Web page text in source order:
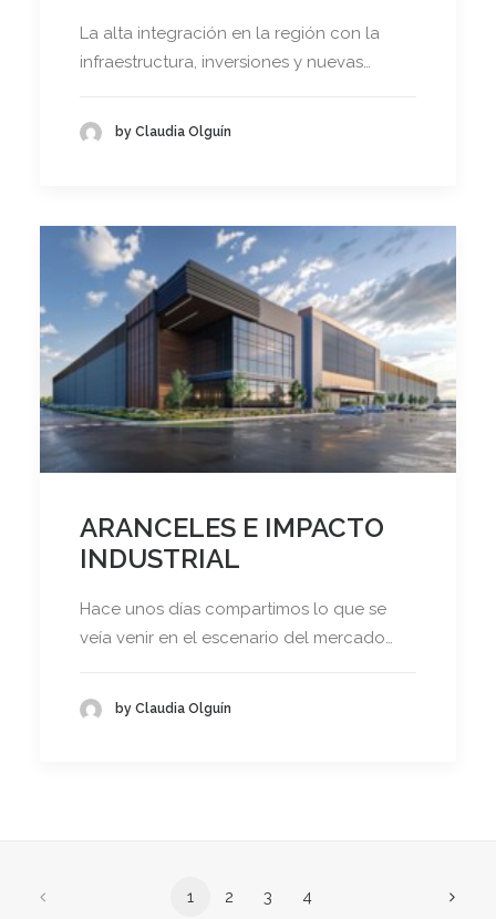
La alta integración en la región con la
infraestructura, inversiones y nuevas…
by Claudia Olguín
ARANCELES E IMPACTO
INDUSTRIAL
Hace unos días compartimos lo que se
veía venir en el escenario del mercado…
by Claudia Olguín
1 2 3 4